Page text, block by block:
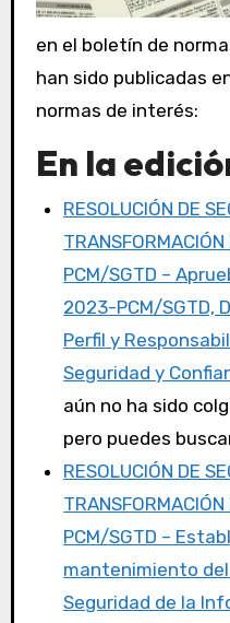
en el boletín de
han sido publicadas
normas de interés:
En la
RESOLUCIÓN DE
PCM/SGTD –
2023-PCM/SGTD,
Perfil y
Seguridad y
aún no ha sido
pero puedes
RESOLUCIÓN DE
PCM/SGTD –
mantenimiento
Seguridad de la